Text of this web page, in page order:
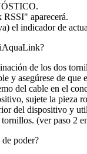
aparecerá.
el indicador de
de los dos
y asegúrese de que
del cable en el
sujete la pieza
del dispositivo y
(ver paso 2
poder?